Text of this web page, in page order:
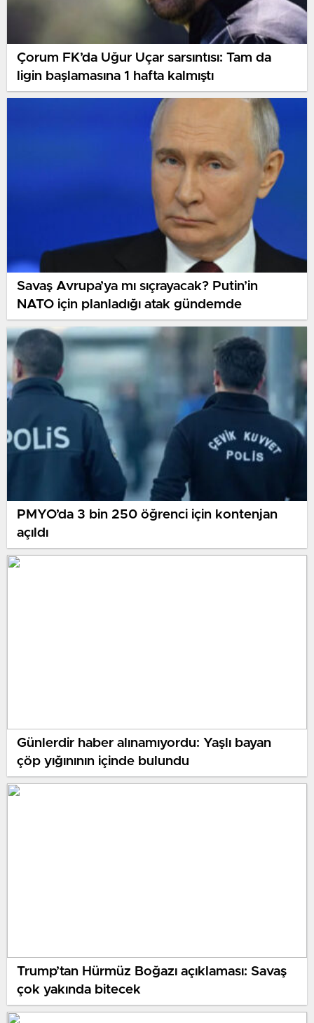
Çorum FK’da Uğur Uçar sarsıntısı: Tam da
ligin başlamasına 1 hafta kalmıştı
Savaş Avrupa’ya mı sıçrayacak? Putin’in
NATO için planladığı atak gündemde
PMYO’da 3 bin 250 öğrenci için kontenjan
açıldı
Günlerdir haber alınamıyordu: Yaşlı bayan
çöp yığınının içinde bulundu
Trump’tan Hürmüz Boğazı açıklaması: Savaş
çok yakında bitecek